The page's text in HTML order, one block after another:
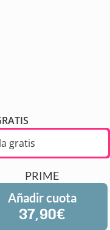
gratis
PRIME
Añadir cuota
37,90€